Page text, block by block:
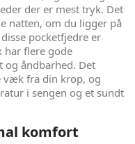
der er mest tryk. Det
natten, om du ligger på
pocketfjedre er
har flere gode
og åndbarhed. Det
væk fra din krop, og
i sengen og et sundt
komfort